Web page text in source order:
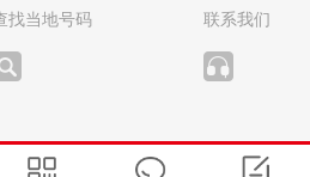
找当地号码 联系我们
友网络科技股份有限公司